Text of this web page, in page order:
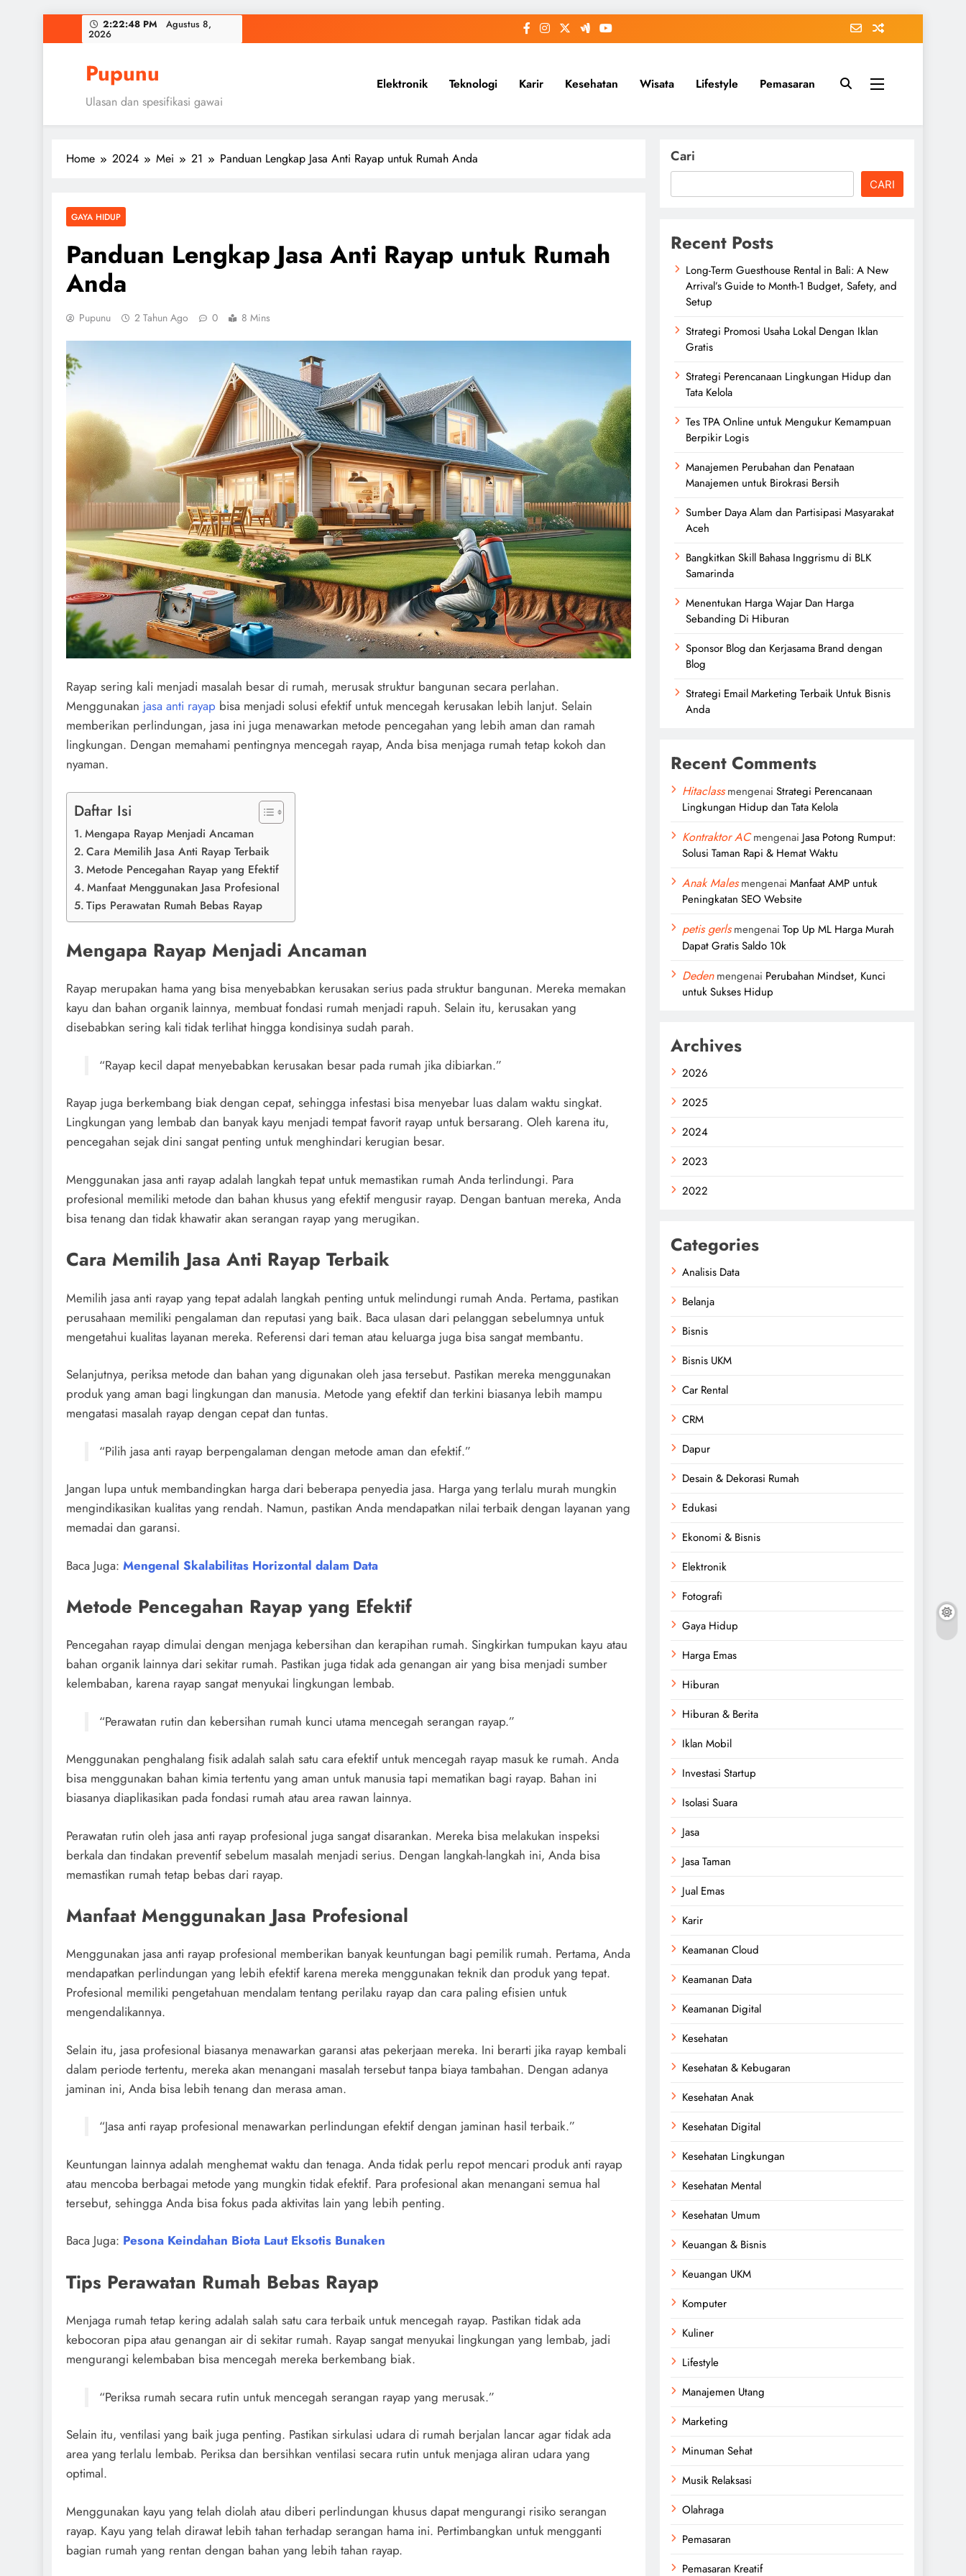
to
2:22:49 PM Agustus 8,
2026
Pupunu
Ulasan dan spesifikasi gawai
Elektronik Teknologi Karir Kesehatan Wisata Lifestyle Pemasaran
Home 2024 Mei 21 Panduan Lengkap Jasa Anti Rayap untuk Rumah Anda
GAYA HIDUP
Panduan Lengkap Jasa Anti Rayap untuk Rumah
Anda
Pupunu 2 Tahun Ago 0 8 Mins
Rayap sering kali menjadi masalah besar di rumah, merusak struktur bangunan secara perlahan.
Menggunakan jasa anti rayap bisa menjadi solusi efektif untuk mencegah kerusakan lebih lanjut. Selain
memberikan perlindungan, jasa ini juga menawarkan metode pencegahan yang lebih aman dan ramah
lingkungan. Dengan memahami pentingnya mencegah rayap, Anda bisa menjaga rumah tetap kokoh dan
nyaman.
Daftar Isi
Mengapa Rayap Menjadi Ancaman
Cara Memilih Jasa Anti Rayap Terbaik
Metode Pencegahan Rayap yang Efektif
Manfaat Menggunakan Jasa Profesional
Tips Perawatan Rumah Bebas Rayap
Mengapa Rayap Menjadi Ancaman
Rayap merupakan hama yang bisa menyebabkan kerusakan serius pada struktur bangunan. Mereka memakan
kayu dan bahan organik lainnya, membuat fondasi rumah menjadi rapuh. Selain itu, kerusakan yang
disebabkan sering kali tidak terlihat hingga kondisinya sudah parah.
“Rayap kecil dapat menyebabkan kerusakan besar pada rumah jika dibiarkan.”
Rayap juga berkembang biak dengan cepat, sehingga infestasi bisa menyebar luas dalam waktu singkat.
Lingkungan yang lembab dan banyak kayu menjadi tempat favorit rayap untuk bersarang. Oleh karena itu,
pencegahan sejak dini sangat penting untuk menghindari kerugian besar.
Menggunakan jasa anti rayap adalah langkah tepat untuk memastikan rumah Anda terlindungi. Para
profesional memiliki metode dan bahan khusus yang efektif mengusir rayap. Dengan bantuan mereka, Anda
bisa tenang dan tidak khawatir akan serangan rayap yang merugikan.
Cara Memilih Jasa Anti Rayap Terbaik
Memilih jasa anti rayap yang tepat adalah langkah penting untuk melindungi rumah Anda. Pertama, pastikan
perusahaan memiliki pengalaman dan reputasi yang baik. Baca ulasan dari pelanggan sebelumnya untuk
mengetahui kualitas layanan mereka. Referensi dari teman atau keluarga juga bisa sangat membantu.
Selanjutnya, periksa metode dan bahan yang digunakan oleh jasa tersebut. Pastikan mereka menggunakan
produk yang aman bagi lingkungan dan manusia. Metode yang efektif dan terkini biasanya lebih mampu
mengatasi masalah rayap dengan cepat dan tuntas.
“Pilih jasa anti rayap berpengalaman dengan metode aman dan efektif.”
Jangan lupa untuk membandingkan harga dari beberapa penyedia jasa. Harga yang terlalu murah mungkin
mengindikasikan kualitas yang rendah. Namun, pastikan Anda mendapatkan nilai terbaik dengan layanan yang
memadai dan garansi.
Baca Juga: Mengenal Skalabilitas Horizontal dalam Data
Metode Pencegahan Rayap yang Efektif
Pencegahan rayap dimulai dengan menjaga kebersihan dan kerapihan rumah. Singkirkan tumpukan kayu atau
bahan organik lainnya dari sekitar rumah. Pastikan juga tidak ada genangan air yang bisa menjadi sumber
kelembaban, karena rayap sangat menyukai lingkungan lembab.
“Perawatan rutin dan kebersihan rumah kunci utama mencegah serangan rayap.”
Menggunakan penghalang fisik adalah salah satu cara efektif untuk mencegah rayap masuk ke rumah. Anda
bisa menggunakan bahan kimia tertentu yang aman untuk manusia tapi mematikan bagi rayap. Bahan ini
biasanya diaplikasikan pada fondasi rumah atau area rawan lainnya.
Perawatan rutin oleh jasa anti rayap profesional juga sangat disarankan. Mereka bisa melakukan inspeksi
berkala dan tindakan preventif sebelum masalah menjadi serius. Dengan langkah-langkah ini, Anda bisa
memastikan rumah tetap bebas dari rayap.
Manfaat Menggunakan Jasa Profesional
Menggunakan jasa anti rayap profesional memberikan banyak keuntungan bagi pemilik rumah. Pertama, Anda
mendapatkan perlindungan yang lebih efektif karena mereka menggunakan teknik dan produk yang tepat.
Profesional memiliki pengetahuan mendalam tentang perilaku rayap dan cara paling efisien untuk
mengendalikannya.
Selain itu, jasa profesional biasanya menawarkan garansi atas pekerjaan mereka. Ini berarti jika rayap kembali
dalam periode tertentu, mereka akan menangani masalah tersebut tanpa biaya tambahan. Dengan adanya
jaminan ini, Anda bisa lebih tenang dan merasa aman.
“Jasa anti rayap profesional menawarkan perlindungan efektif dengan jaminan hasil terbaik.”
Keuntungan lainnya adalah menghemat waktu dan tenaga. Anda tidak perlu repot mencari produk anti rayap
atau mencoba berbagai metode yang mungkin tidak efektif. Para profesional akan menangani semua hal
tersebut, sehingga Anda bisa fokus pada aktivitas lain yang lebih penting.
Baca Juga: Pesona Keindahan Biota Laut Eksotis Bunaken
Tips Perawatan Rumah Bebas Rayap
Menjaga rumah tetap kering adalah salah satu cara terbaik untuk mencegah rayap. Pastikan tidak ada
kebocoran pipa atau genangan air di sekitar rumah. Rayap sangat menyukai lingkungan yang lembab, jadi
mengurangi kelembaban bisa mencegah mereka berkembang biak.
“Periksa rumah secara rutin untuk mencegah serangan rayap yang merusak.”
Selain itu, ventilasi yang baik juga penting. Pastikan sirkulasi udara di rumah berjalan lancar agar tidak ada
area yang terlalu lembab. Periksa dan bersihkan ventilasi secara rutin untuk menjaga aliran udara yang
optimal.
Menggunakan kayu yang telah diolah atau diberi perlindungan khusus dapat mengurangi risiko serangan
rayap. Kayu yang telah dirawat lebih tahan terhadap serangan hama ini. Pertimbangkan untuk mengganti
bagian rumah yang rentan dengan bahan yang lebih tahan rayap.
Cari
CARI
Recent Posts
Long-Term Guesthouse Rental in Bali: A New
Arrival’s Guide to Month-1 Budget, Safety, and
Setup
Strategi Promosi Usaha Lokal Dengan Iklan
Gratis
Strategi Perencanaan Lingkungan Hidup dan
Tata Kelola
Tes TPA Online untuk Mengukur Kemampuan
Berpikir Logis
Manajemen Perubahan dan Penataan
Manajemen untuk Birokrasi Bersih
Sumber Daya Alam dan Partisipasi Masyarakat
Aceh
Bangkitkan Skill Bahasa Inggrismu di BLK
Samarinda
Menentukan Harga Wajar Dan Harga
Sebanding Di Hiburan
Sponsor Blog dan Kerjasama Brand dengan
Blog
Strategi Email Marketing Terbaik Untuk Bisnis
Anda
Recent Comments
Hitaclassmengenai Strategi Perencanaan
Lingkungan Hidup dan Tata Kelola
Kontraktor ACmengenai Jasa Potong Rumput:
Solusi Taman Rapi & Hemat Waktu
Anak Malesmengenai Manfaat AMP untuk
Peningkatan SEO Website
petis gerlsmengenai Top Up ML Harga Murah
Dapat Gratis Saldo 10k
Dedenmengenai Perubahan Mindset, Kunci
untuk Sukses Hidup
Archives
2026
2025
2024
2023
2022
Categories
Analisis Data
Belanja
Bisnis
Bisnis UKM
Car Rental
CRM
Dapur
Desain & Dekorasi Rumah
Edukasi
Ekonomi & Bisnis
Elektronik
Fotografi
Gaya Hidup
Harga Emas
Hiburan
Hiburan & Berita
Iklan Mobil
Investasi Startup
Isolasi Suara
Jasa
Jasa Taman
Jual Emas
Karir
Keamanan Cloud
Keamanan Data
Keamanan Digital
Kesehatan
Kesehatan & Kebugaran
Kesehatan Anak
Kesehatan Digital
Kesehatan Lingkungan
Kesehatan Mental
Kesehatan Umum
Keuangan & Bisnis
Keuangan UKM
Komputer
Kuliner
Lifestyle
Manajemen Utang
Marketing
Minuman Sehat
Musik Relaksasi
Olahraga
Pemasaran
Pemasaran Kreatif